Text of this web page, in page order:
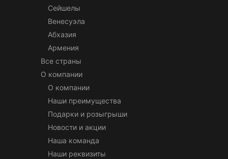
Сейшелы
Венесуэла
Абхазия
Армения
Все страны
О компании
О компании
Наши преимущества
Подарки и розыгрыши
Новости и акции
Наша команда
Наши реквизиты